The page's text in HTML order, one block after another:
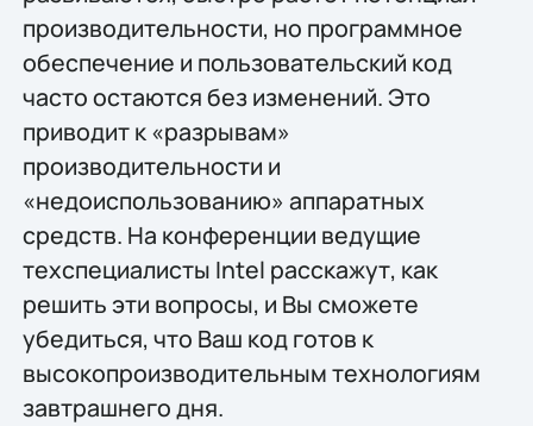
производительности, но программное
обеспечение и пользовательский код
часто остаются без изменений. Это
приводит к «разрывам»
производительности и
«недоиспользованию» аппаратных
средств. На конференции ведущие
техспециалисты Intel расскажут, как
решить эти вопросы, и Вы сможете
убедиться, что Ваш код готов к
высокопроизводительным технологиям
завтрашнего дня.